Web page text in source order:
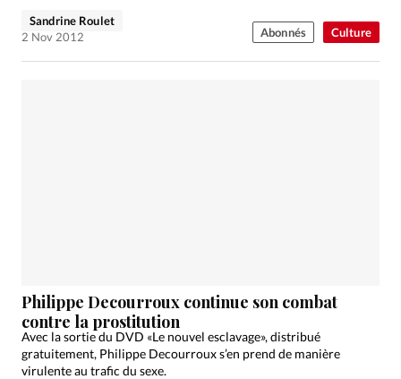
Culture
Sandrine Roulet
2 Nov 2012
Abonnés
Philippe Decourroux continue son combat
contre la prostitution
Avec la sortie du DVD «Le nouvel esclavage», distribué
gratuitement, Philippe Decourroux s’en prend de manière
virulente au trafic du sexe.